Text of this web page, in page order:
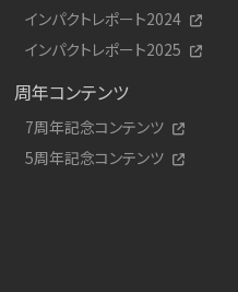
インパクトレポート2024
インパクトレポート2025
周年コンテンツ
7周年記念コンテンツ
5周年記念コンテンツ